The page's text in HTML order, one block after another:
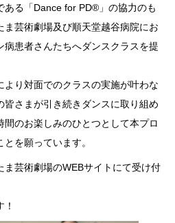
ある「Dance for PD®」の協力のも
ま芸術劇場及び順天堂越谷病院にお
病患者さんたちへダンスクラスを提
より対面でのクラスの実施が叶わな
皆さまが引き続きダンスに取り組め
のお楽しみのひとつとして本プロ
を願っています。
芸術劇場のWEBサイトにて受け付